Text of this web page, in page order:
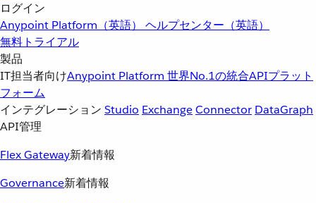
ログイン
Anypoint Platform（英語） ヘルプセンター（英語）
無料トライアル
製品
IT担当者向けAnypoint Platform 世界No.1の統合APIプラット
フォーム
インテグレーション Studio ExchangeConnector DataGraph
API管理
Flex Gateway新着情報
Governance新着情報